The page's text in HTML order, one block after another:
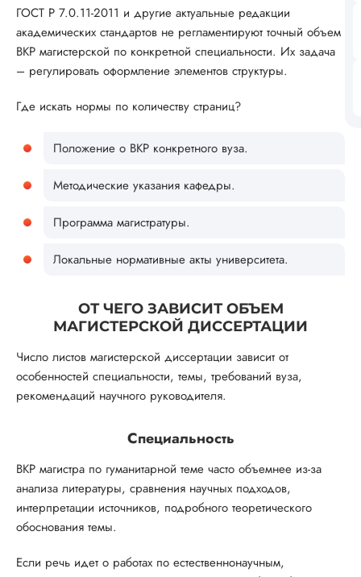
ГОСТ Р 7.0.11-2011 и другие актуальные редакции
академических стандартов не регламентируют точный объем
ВКР магистерской по конкретной специальности. Их задача
– регулировать оформление элементов структуры.
Где искать нормы по количеству страниц?
Положение о ВКР конкретного вуза.
Методические указания кафедры.
Программа магистратуры.
Локальные нормативные акты университета.
ОТ ЧЕГО ЗАВИСИТ ОБЪЕМ
МАГИСТЕРСКОЙ ДИССЕРТАЦИИ
Число листов магистерской диссертации зависит от
особенностей специальности, темы, требований вуза,
рекомендаций научного руководителя.
Специальность
ВКР магистра по гуманитарной теме часто объемнее из-за
анализа литературы, сравнения научных подходов,
интерпретации источников, подробного теоретического
обоснования темы.
Если речь идет о работах по естественнонаучным,